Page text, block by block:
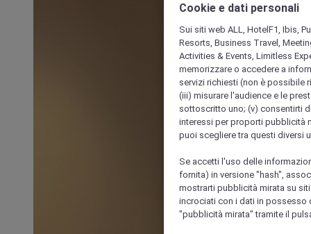
Cookie e dati personali
Sui siti web ALL, HotelF1, Ibis,
Resorts, Business Travel,
Activities & Events, Limitless
memorizzare o accedere a
servizi richiesti (non è possibile
(iii) misurare l'audience e le
sottoscritto uno; (v) consentirti
interessi per proporti pubblicità
puoi scegliere tra questi diversi
Se accetti l'uso delle
fornita) in versione "hash",
mostrarti pubblicità mirata su
incrociati con i dati in possesso
"pubblicità mirata" tramite il